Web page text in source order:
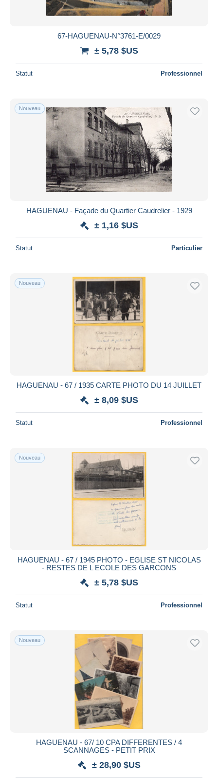
67-HAGUENAU-N°3761-E/0029
± 5,78 $US
Statut Professionnel
Nouveau
HAGUENAU - Façade du Quartier Caudrelier - 1929
± 1,16 $US
Statut Particulier
Nouveau
HAGUENAU - 67 / 1935 CARTE PHOTO DU 14 JUILLET
± 8,09 $US
Statut Professionnel
Nouveau
HAGUENAU - 67 / 1945 PHOTO - EGLISE ST NICOLAS
- RESTES DE L ECOLE DES GARCONS
± 5,78 $US
Statut Professionnel
Nouveau
HAGUENAU - 67/ 10 CPA DIFFERENTES / 4
SCANNAGES - PETIT PRIX
± 28,90 $US